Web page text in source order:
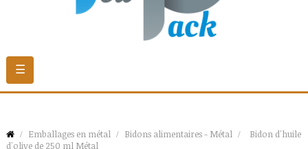
Basculer
la
navigation
☰
Emballages en métal Bidons alimentaires - Métal
Bidon d'huile
d'olive de 250 ml Métal